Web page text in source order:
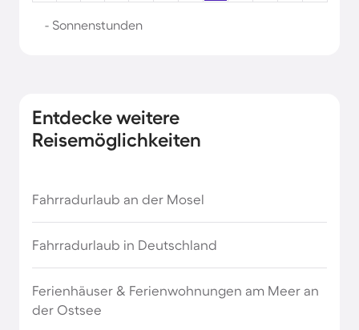
- Sonnenstunden
Entdecke weitere
Reisemöglichkeiten
Fahrradurlaub an der Mosel
Fahrradurlaub in Deutschland
Ferienhäuser & Ferienwohnungen am Meer an
der Ostsee